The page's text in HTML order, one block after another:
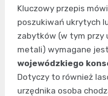
Kluczowy przepis
poszukiwań ukrytych
zabytków (w tym przy
metali) wymagane jest
wojewódzkiego
Dotyczy to również
urzędnika osoba